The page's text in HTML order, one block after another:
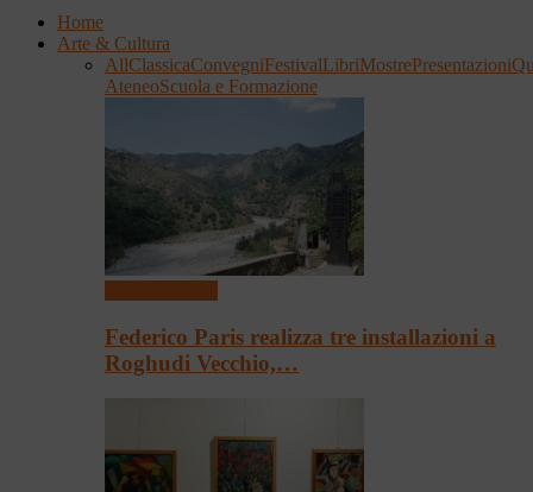
Home
Arte & Cultura
AllClassicaConvegniFestivalLibriMostrePresentazioni
AteneoScuola e Formazione
Federico Paris realizza tre installazioni a
Roghudi Vecchio,…